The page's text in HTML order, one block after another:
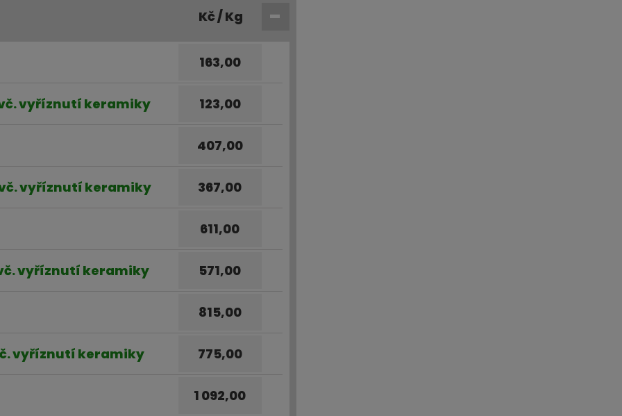
Kč / Kg
163,00
vč. vyříznutí keramiky 123,00
407,00
vč. vyříznutí keramiky 367,00
611,00
vyříznutí keramiky 571,00
815,00
vyříznutí keramiky 775,00
1 092,00